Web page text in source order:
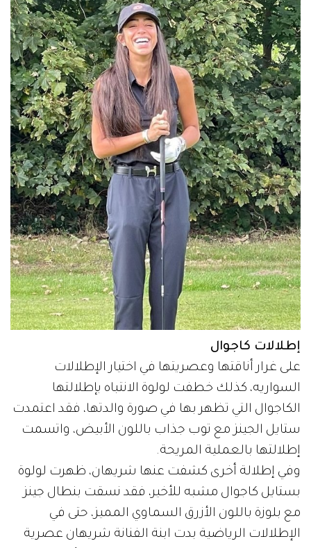
إطلالات كاجوال
على غرار أناقتها وعصريتها في اختيار الإطلالات
السواريه، كذلك خطفت لولوة الانتباه بإطلالتها
الكاجوال التي تظهر بها في صورة والدتها، فقد اعتمدت
ستايل الجينز مع توب جذاب باللون الأبيض، واتسمت
إطلالتها بالعملية المريحة.
وفي إطلالة أخرى كشفت عنها شريهان، ظهرت لولوة
بستايل كاجوال مشبه للأخير، فقد نسقت بنطال جينز
مع بلوزة باللون الأزرق السماوي المميز، حتى في
الإطلالات الرياضية بدت ابنة الفنانة شريهان عصرية